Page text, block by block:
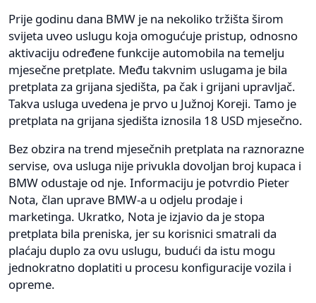
Prije godinu dana BMW je na nekoliko tržišta širom
svijeta uveo uslugu koja omogućuje pristup, odnosno
aktivaciju određene funkcije automobila na temelju
mjesečne pretplate. Među takvnim uslugama je bila
pretplata za grijana sjedišta, pa čak i grijani upravljač.
Takva usluga uvedena je prvo u Južnoj Koreji. Tamo je
pretplata na grijana sjedišta iznosila 18 USD mjesečno.
Bez obzira na trend mjesečnih pretplata na raznorazne
servise, ova usluga nije privukla dovoljan broj kupaca i
BMW odustaje od nje. Informaciju je potvrdio Pieter
Nota, član uprave BMW-a u odjelu prodaje i
marketinga. Ukratko, Nota je izjavio da je stopa
pretplata bila preniska, jer su korisnici smatrali da
plaćaju duplo za ovu uslugu, budući da istu mogu
jednokratno doplatiti u procesu konfiguracije vozila i
opreme.